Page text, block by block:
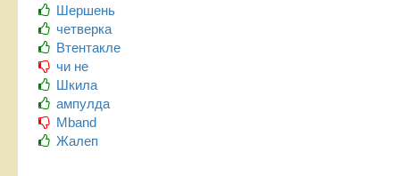
Шершень
четверка
Втентакле
чи не
Шкила
ампулда
Mband
Жалеп